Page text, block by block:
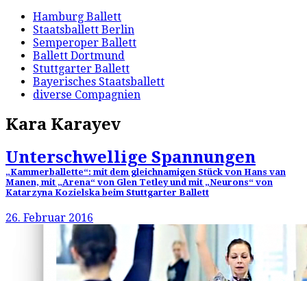
Hamburg Ballett
Staatsballett Berlin
Semperoper Ballett
Ballett Dortmund
Stuttgarter Ballett
Bayerisches Staatsballett
diverse Compagnien
Kara Karayev
Unterschwellige Spannungen
„Kammerballette“: mit dem gleichnamigen Stück von Hans van
Manen, mit „Arena“ von Glen Tetley und mit „Neurons“ von
Katarzyna Kozielska beim Stuttgarter Ballett
26. Februar 2016